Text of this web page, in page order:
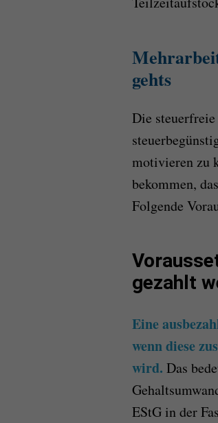
gehts
Die
motivieren zu
bekommen,
Folgende
gezahlt
Eine
wenn diese
wird. Das
EStG in der